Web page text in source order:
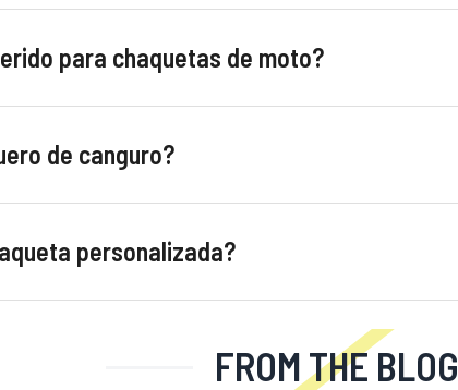
para chaquetas de moto?
de canguro?
personalizada?
FROM THE BLOG